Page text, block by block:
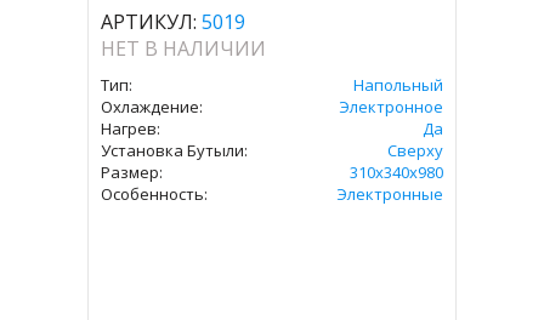
АРТИКУЛ: 5019
НЕТ В НАЛИЧИИ
Тип:
Напольный
Охлаждение:
Электронное
Нагрев:
Да
Установка Бутыли:
Сверху
Размер:
310х340х980
Особенность:
Электронные